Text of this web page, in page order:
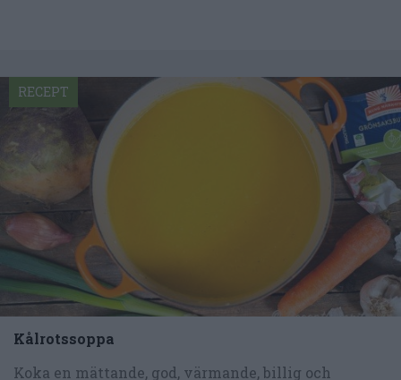
Kålrotssoppa
Koka en mättande, god, värmande, billig och
RECEPT